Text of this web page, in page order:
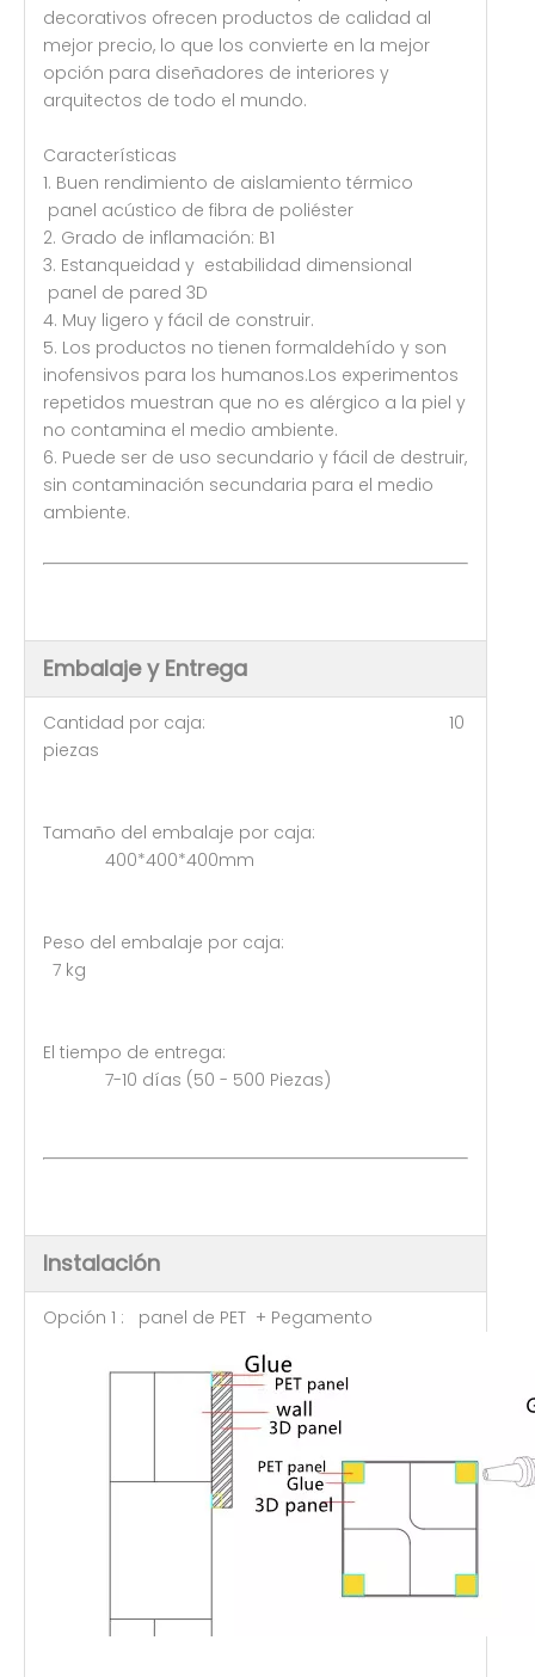
decorativos ofrecen productos de calidad al
mejor precio, lo que los convierte en la mejor
opción para diseñadores de interiores y
arquitectos de todo el mundo.
Características
1. Buen rendimiento de aislamiento térmico
panel acústico de fibra de poliéster
2. Grado de inflamación: B1
3. Estanqueidad y estabilidad dimensional
panel de pared 3D
4. Muy ligero y fácil de construir.
5. Los productos no tienen formaldehído y son
inofensivos para los humanos.Los experimentos
repetidos muestran que no es alérgico a la piel y
no contamina el medio ambiente.
6. Puede ser de uso secundario y fácil de destruir,
sin contaminación secundaria para el medio
ambiente.
Embalaje y Entrega
Cantidad por caja: 10
piezas
Tamaño del embalaje por caja:
400*400*400mm
Peso del embalaje por caja:
7 kg
El tiempo de entrega:
7-10 días (50 - 500 Piezas)
Instalación
Opción 1 : panel de PET + Pegamento